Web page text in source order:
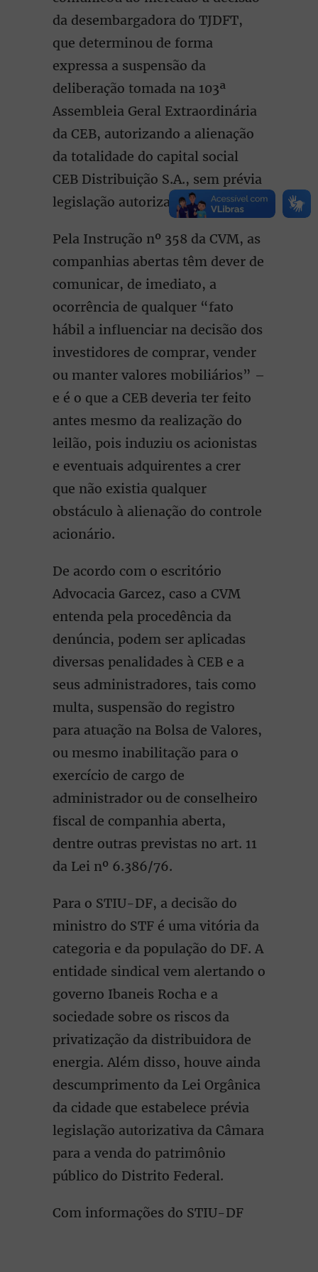
da desembargadora do TJDFT,
que determinou de forma
expressa a suspensão da
deliberação tomada na 103ª
Assembleia Geral Extraordinária
da CEB, autorizando a alienação
da totalidade do capital social
CEB Distribuição S.A., sem prévia
legislação autorizativa específica.
Pela Instrução nº 358 da CVM, as
companhias abertas têm dever de
comunicar, de imediato, a
ocorrência de qualquer “fato
hábil a influenciar na decisão dos
investidores de comprar, vender
ou manter valores mobiliários” –
e é o que a CEB deveria ter feito
antes mesmo da realização do
leilão, pois induziu os acionistas
e eventuais adquirentes a crer
que não existia qualquer
obstáculo à alienação do controle
acionário.
De acordo com o escritório
Advocacia Garcez, caso a CVM
entenda pela procedência da
denúncia, podem ser aplicadas
diversas penalidades à CEB e a
seus administradores, tais como
multa, suspensão do registro
para atuação na Bolsa de Valores,
ou mesmo inabilitação para o
exercício de cargo de
administrador ou de conselheiro
fiscal de companhia aberta,
dentre outras previstas no art. 11
da Lei nº 6.386/76.
Para o STIU-DF, a decisão do
ministro do STF é uma vitória da
categoria e da população do DF. A
entidade sindical vem alertando o
governo Ibaneis Rocha e a
sociedade sobre os riscos da
privatização da distribuidora de
energia. Além disso, houve ainda
descumprimento da Lei Orgânica
da cidade que estabelece prévia
legislação autorizativa da Câmara
para a venda do patrimônio
público do Distrito Federal.
Com informações do STIU-DF